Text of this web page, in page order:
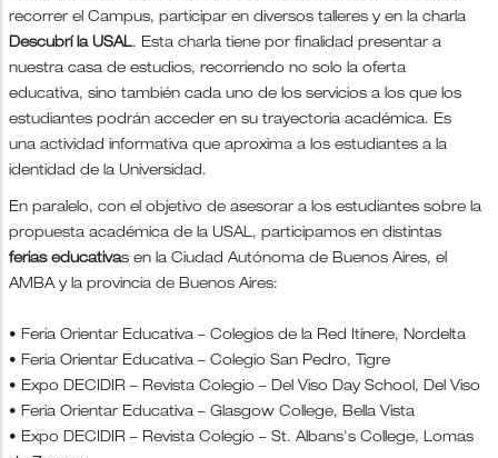
recorrer el Campus, participar en diversos talleres y en la charla
Descubrí la USAL. Esta charla tiene por finalidad presentar a
nuestra casa de estudios, recorriendo no solo la oferta
educativa, sino también cada uno de los servicios a los que los
estudiantes podrán acceder en su trayectoria académica. Es
una actividad informativa que aproxima a los estudiantes a la
identidad de la Universidad.
En paralelo, con el objetivo de asesorar a los estudiantes sobre la
propuesta académica de la USAL, participamos en distintas
ferias educativas en la Ciudad Autónoma de Buenos Aires, el
AMBA y la provincia de Buenos Aires:
• Feria Orientar Educativa – Colegios de la Red Itínere, Nordelta
• Feria Orientar Educativa – Colegio San Pedro, Tigre
• Expo DECIDIR – Revista Colegio – Del Viso Day School, Del Viso
• Feria Orientar Educativa – Glasgow College, Bella Vista
• Expo DECIDIR – Revista Colegio – St. Albans's College, Lomas